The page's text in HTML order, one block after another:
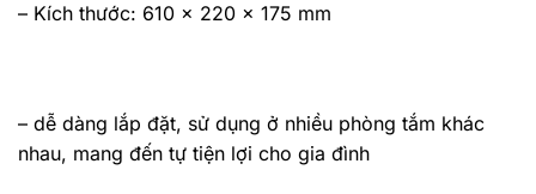
– Kích thước: 610 x 220 x 175 mm
– dễ dàng lắp đặt, sử dụng ở nhiều phòng tắm khác
nhau, mang đến tự tiện lợi cho gia đình